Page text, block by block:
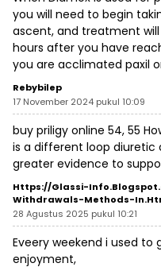
you will need to begin
ascent, and treatment
hours after you have
you are acclimated paxil
Rebybilep
17 November 2024 pukul 10:09
buy priligy online 54, 55
is a different loop
greater evidence to
Https://glassi-
Withdrawals-Methods-
28 Agustus 2025 pukul 10:21
Eveery weekend i used to
enjoyment,